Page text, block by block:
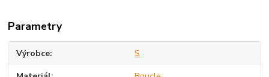
Parametry
Výrobce S